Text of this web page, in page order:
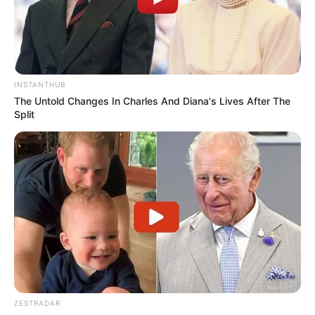
INSTANTHUB
The Untold Changes In Charles And Diana's Lives After The
Split
ZESTRADAR